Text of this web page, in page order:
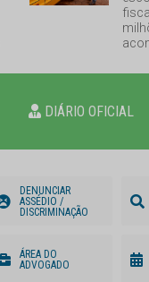
DIÁRIO OFICIAL
DENUNCIAR
ASSÉDIO /
DISCRIMINAÇÃO
ÁREA DO
ADVOGADO